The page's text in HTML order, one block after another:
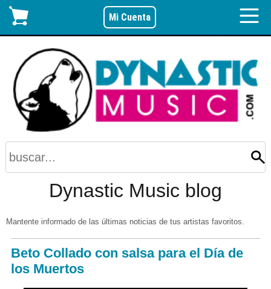
Mi Cuenta
Dynastic Music blog
Mantente informado de las últimas noticias de tus artistas favoritos.
Beto Collado con salsa para el Día de
los Muertos